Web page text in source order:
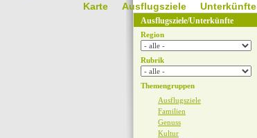
Karte
Ausflugsziele Unterkünfte
Ausflugsziele/Unterkünfte
Region
Rubrik
Themengruppen
Ausflugsziele
Familien
Genuss
Kultur